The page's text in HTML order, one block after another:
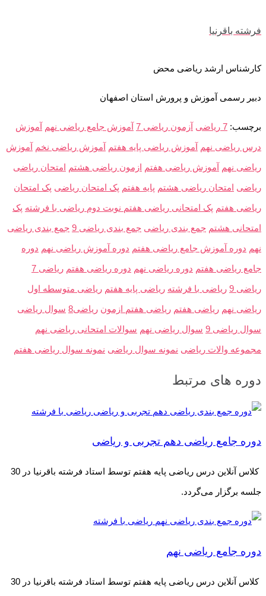
فرشته باقرنیا
کارشناس ارشد ریاضی محض
دبیر رسمی آموزش و پرورش استان اصفهان
برچسب: 7 ریاضی آزمون ریاضی 7 آموزش جامع ریاضی نهم آموزش
درس ریاضی نهم آموزش ریاضی پایه هفتم آموزش ریاضی نخم آموزش
ریاضی نهم آموزش ریاضی هفتم ازمون ریاضی هشتم امتحان ریاضی
ریاضی امتحان ریاضی هشتم پایه هفتم پک امتحان ریاضی پک امتحان
ریاضی هفتم پک امتحانی ریاضی هفتم نوبت دوم ریاضی با فرشته پک
امتحانی هشتم جمع بندی ریاضی جمع بندی ریاضی 9
جمع بندی ریاضی
نهم دوره آموزش جامع ریاضی هفتم دوره آموزش ریاضی نهم دوره
جامع ریاضی هفتم دوره ریاضی نهم دوره ریاضی هفتم ریاضی 7
ریاضی 9
ریاضی با فرشته ریاضی پایه هفتم ریاضی متوسطه اول
ریاضی نهم ریاضی هفتم ریاضی هفتم ازمون ریاضی8
سوال ریاضی
سوال ریاضی 9
سوال ریاضی نهم سوالات امتحانی ریاضی نهم
مجموعه والات ریاضی نمونه سوال ریاضی نمونه سوال ریاضی هفتم
دوره های مرتبط
دوره جامع ریاضی دهم تجربی و ریاضی
کلاس آنلاین درس ریاضی پایه هفتم توسط استاد فرشته باقرنیا در 30
جلسه برگزار می‌گردد.
دوره جامع ریاضی نهم
کلاس آنلاین درس ریاضی پایه هفتم توسط استاد فرشته باقرنیا در 30